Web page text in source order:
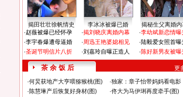
揭田壮壮徐帆情史 李冰冰被爆已婚
揭秘生父离婚
·赵薇被爆已经怀孕
·李宇春爆遭母逼婚
·圣诞节明信片八折
·揭刘晓庆离婚内幕
·周迅王艳婆媳相见
·刘嘉玲自曝正造人
·李幼斌新恋情曝
·陆毅爱女照首曝
·陈好新男友被曝
茶 余 饭 后
更
·何炅获地产大亨喂猕猴桃(图) ·独家：章子怡带妈妈看电影
·陈慧琳产后恢复好身材(图) ·佟大为马伊琍再度牵手(图)